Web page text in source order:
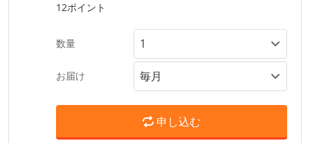
12ポイント
数量
お届け
申し込む